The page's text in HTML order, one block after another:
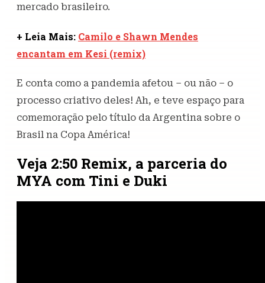
mercado brasileiro.
+ Leia Mais: Camilo e Shawn Mendes
encantam em Kesi (remix)
E conta como a pandemia afetou – ou não – o
processo criativo deles! Ah, e teve espaço para
comemoração pelo título da Argentina sobre o
Brasil na Copa América!
Veja 2:50 Remix, a parceria do
MYA com Tini e Duki